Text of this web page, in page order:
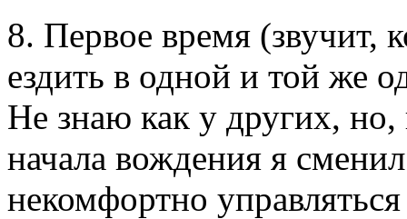
8. Первое время (звучит,
ездить в одной и той же
Не знаю как у других, но,
начала вождения я
некомфортно